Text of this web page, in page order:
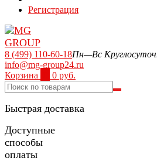
Регистрация
8 (499) 110-60-18Пн—Вс
info@mg-group24.ru
Корзина
0 руб.
Быстрая доставка
Доступные
способы
оплаты